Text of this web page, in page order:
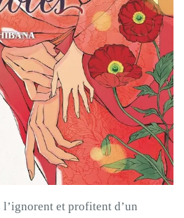
et profitent d’un